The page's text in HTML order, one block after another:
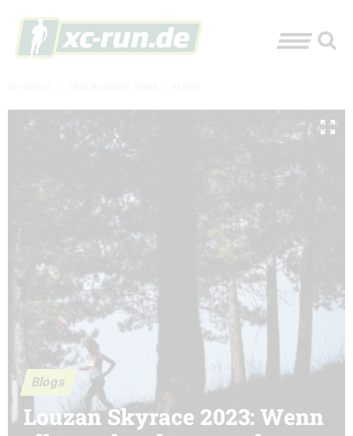
Blogs
Louzan Skyrace 2023: Wenn